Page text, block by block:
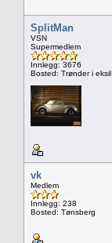
SplitMan
VSN
Supermedlem
Innlegg: 3676
Bosted: Trønder i eksil
vk
Medlem
Innlegg: 238
Bosted: Tønsberg